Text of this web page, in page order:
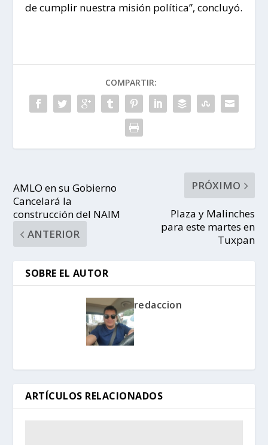
de cumplir nuestra misión política”, concluyó.
COMPARTIR:
AMLO en su Gobierno
Cancelará la
construcción del NAIM
ANTERIOR
PRÓXIMO
Plaza y Malinches
para este martes en
Tuxpan
SOBRE EL AUTOR
redaccion
ARTÍCULOS RELACIONADOS